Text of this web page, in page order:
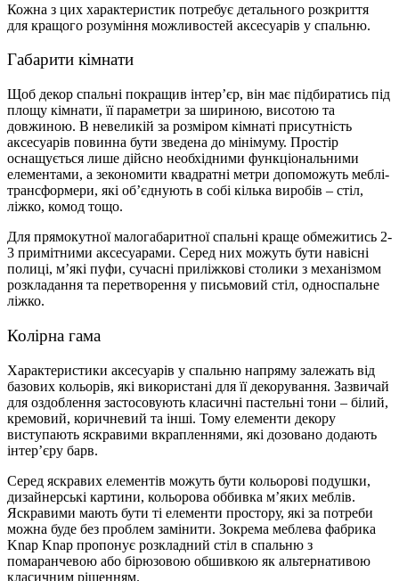
Кожна з цих характеристик потребує детального розкриття
для кращого розуміння можливостей аксесуарів у спальню.
Габарити кімнати
Щоб декор спальні покращив інтер’єр, він має підбиратись під
площу кімнати, її параметри за шириною, висотою та
довжиною. В невеликій за розміром кімнаті присутність
аксесуарів повинна бути зведена до мінімуму. Простір
оснащується лише дійсно необхідними функціональними
елементами, а зекономити квадратні метри допоможуть меблі-
трансформери, які об’єднують в собі кілька виробів – стіл,
ліжко, комод тощо.
Для прямокутної малогабаритної спальні краще обмежитись 2-
3 примітними аксесуарами. Серед них можуть бути навісні
полиці, м’які пуфи, сучасні приліжкові столики з механізмом
розкладання та перетворення у письмовий стіл, односпальне
ліжко.
Колірна гама
Характеристики аксесуарів у спальню напряму залежать від
базових кольорів, які використані для її декорування. Зазвичай
для оздоблення застосовують класичні пастельні тони – білий,
кремовий, коричневий та інші. Тому елементи декору
виступають яскравими вкрапленнями, які дозовано додають
інтер’єру барв.
Серед яскравих елементів можуть бути кольорові подушки,
дизайнерські картини, кольорова оббивка м’яких меблів.
Яскравими мають бути ті елементи простору, які за потреби
можна буде без проблем замінити. Зокрема меблева фабрика
Knap Knap пропонує розкладний стіл в спальню з
помаранчевою або бірюзовою обшивкою як альтернативою
класичним рішенням.